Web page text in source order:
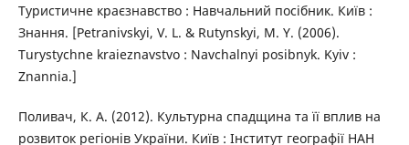
Туристичне краєзнавство : Навчальний посібник. Київ :
Знання. [Petranivskyi, V. L. & Rutynskyi, M. Y. (2006).
Turystychne kraieznavstvo : Navchalnyi posibnyk. Kyiv :
Znannia.]
Поливач, К. А. (2012). Культурна спадщина та її вплив на
розвиток регіонів України. Київ : Інститут географії НАН